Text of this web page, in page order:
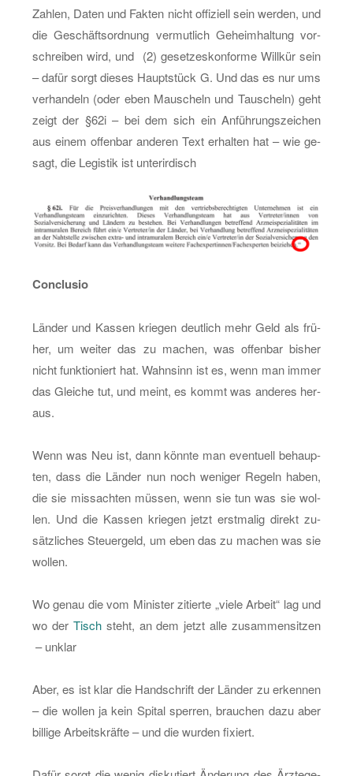
Zah­len, Daten und Fak­ten nicht of­fi­zi­ell sein wer­den, und
die Ge­schäfts­ord­nung ver­mut­lich Ge­heim­hal­tung vor­
schrei­ben wird, und (2) ge­set­zes­kon­for­me Will­kür sein
– dafür sorgt die­ses Haupt­stück G. Und das es nur ums
ver­han­deln (oder eben Mau­scheln und Tau­scheln) geht
zeigt der §62i – bei dem sich ein An­füh­rungs­zei­chen
aus einem of­fen­bar an­de­ren Text er­hal­ten hat – wie ge­
sagt, die Le­gis­tik ist un­ter­ir­disch
Con­clu­sio
Län­der und Kas­sen krie­gen deut­lich mehr Geld als frü­
her, um wei­ter das zu ma­chen, was of­fen­bar bis­her
nicht funk­tio­niert hat. Wahn­sinn ist es, wenn man immer
das Glei­che tut, und meint, es kommt was an­de­res her­
aus.
Wenn was Neu ist, dann könn­te man even­tu­ell be­haup­
ten, dass die Län­der nun noch we­ni­ger Re­geln haben,
die sie miss­ach­ten müs­sen, wenn sie tun was sie wol­
len. Und die Kas­sen krie­gen jetzt erst­ma­lig di­rekt zu­
sätz­li­ches Steu­er­geld, um eben das zu ma­chen was sie
wol­len.
Wo genau die vom Mi­nis­ter zi­tier­te „viele Ar­beit“ lag und
wo der Tisch steht, an dem jetzt alle zu­sam­men­sit­zen
– un­klar
Aber, es ist klar die Hand­schrift der Län­der zu er­ken­nen
– die wol­len ja kein Spi­tal sper­ren, brau­chen dazu aber
bil­li­ge Ar­beits­kräf­te – und die wur­den fi­xiert.